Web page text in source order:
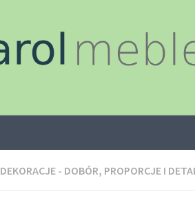
DEKORACJE - DOBÓR, PROPORCJE I